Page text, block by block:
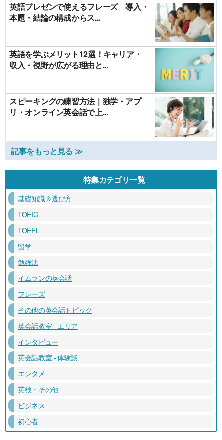
英語プレゼンで使えるフレーズ 導入・
本題・結論の構成からス...
英語を学ぶメリット12選！キャリア・
収入・視野が広がる理由と...
スピーキングの練習方法｜独学・アプ
リ・オンライン英会話で上...
記事をもっと見る ≫
特集カテゴリ一覧
基礎知識＆選び方
TOEIC
TOEFL
留学
勉強法
イムランの英会話
フレーズ
その他の英会話トピック
英会話教室 - エリア
インタビュー
英会話教室 - 体験談
エンタメ
英検・その他
ビジネス
初心者